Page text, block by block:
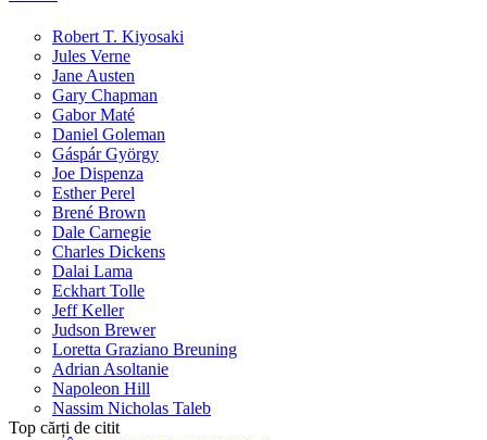
Robert T. Kiyosaki
Jules Verne
Jane Austen
Gary Chapman
Gabor Maté
Daniel Goleman
Gáspár György
Joe Dispenza
Esther Perel
Brené Brown
Dale Carnegie
Charles Dickens
Dalai Lama
Eckhart Tolle
Jeff Keller
Judson Brewer
Loretta Graziano Breuning
Adrian Asoltanie
Napoleon Hill
Nassim Nicholas Taleb
Top cărți de citit